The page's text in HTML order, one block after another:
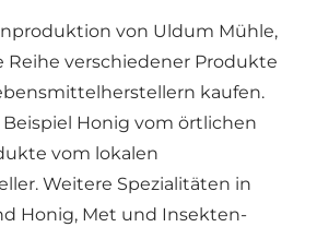
von Uldum Mühle,
Reihe verschiedener Produkte
kaufen.
Beispiel Honig vom örtlichen
vom lokalen
Weitere Spezialitäten in
Honig, Met und Insekten-